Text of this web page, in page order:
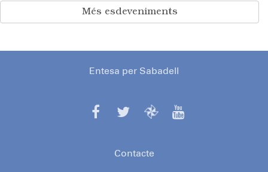
Més esdeveniments
Entesa per Sabadell
Contacte